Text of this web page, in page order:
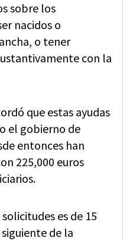
sobre los
nacidos o
o tener
con la
que estas ayudas
el gobierno de
entonces han
225,000 euros
es de 15
de la